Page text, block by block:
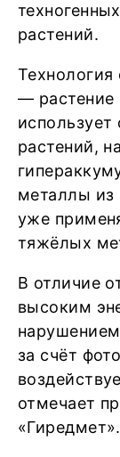
растений.
Технология
— растение
использует
растений,
металлы из
уже
тяжёлых
В отличие
высоким
за счёт
отмечает